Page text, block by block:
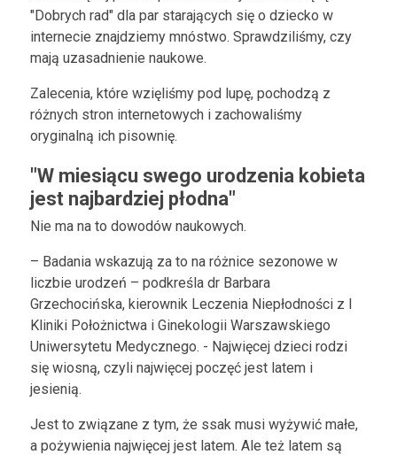
"Dobrych rad" dla par starających się o dziecko w
internecie znajdziemy mnóstwo. Sprawdziliśmy, czy
mają uzasadnienie naukowe.
Zalecenia, które wzięliśmy pod lupę, pochodzą z
różnych stron internetowych i zachowaliśmy
oryginalną ich pisownię.
"W miesiącu swego urodzenia kobieta
jest najbardziej płodna"
Nie ma na to dowodów naukowych.
– Badania wskazują za to na różnice sezonowe w
liczbie urodzeń – podkreśla dr Barbara
Grzechocińska, kierownik Leczenia Niepłodności z I
Kliniki Położnictwa i Ginekologii Warszawskiego
Uniwersytetu Medycznego. - Najwięcej dzieci rodzi
się wiosną, czyli najwięcej poczęć jest latem i
jesienią.
Jest to związane z tym, że ssak musi wyżywić małe,
a pożywienia najwięcej jest latem. Ale też latem są